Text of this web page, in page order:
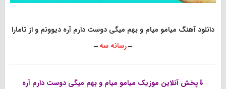
دانلود آهنگ میامو میام و بهم میگی دوست دارم آره دیوونم و از تامارا
←رسانه سه→
⇓پخش آنلاین موزیک میامو میام و بهم میگی دوست دارم آره